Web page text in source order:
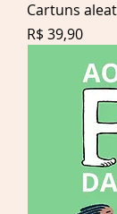
Cartuns
Preço
R$ 39,90